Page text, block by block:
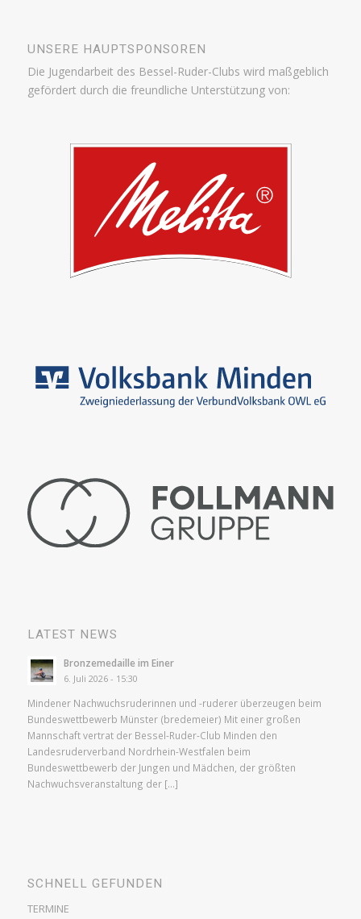
UNSERE HAUPTSPONSOREN
Die Jugendarbeit des Bessel-Ruder-Clubs wird maßgeblich
gefördert durch die freundliche Unterstützung von:
LATEST NEWS
Bronzemedaille im Einer
6. Juli 2026 - 15:30
Mindener Nachwuchsruderinnen und -ruderer überzeugen beim
Bundeswettbewerb Münster (bredemeier) Mit einer großen
Mannschaft vertrat der Bessel-Ruder-Club Minden den
Landesruderverband Nordrhein-Westfalen beim
Bundeswettbewerb der Jungen und Mädchen, der größten
Nachwuchsveranstaltung der […]
SCHNELL GEFUNDEN
TERMINE